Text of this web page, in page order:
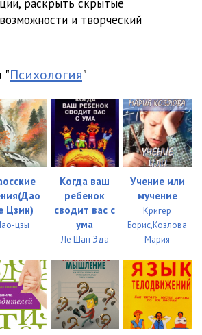
01:18
00:51
01:03
00:34
00:40
00:46
00:33
02:14
00:47
раскрыть скрытые
и творческий
"Психология"
Цзин)
цзы
Когда ваш
ребенок
сводит вас с
ума
Ле Шан Эда
Учение или
мучение
Кригер
Борис,Козлова
Мария